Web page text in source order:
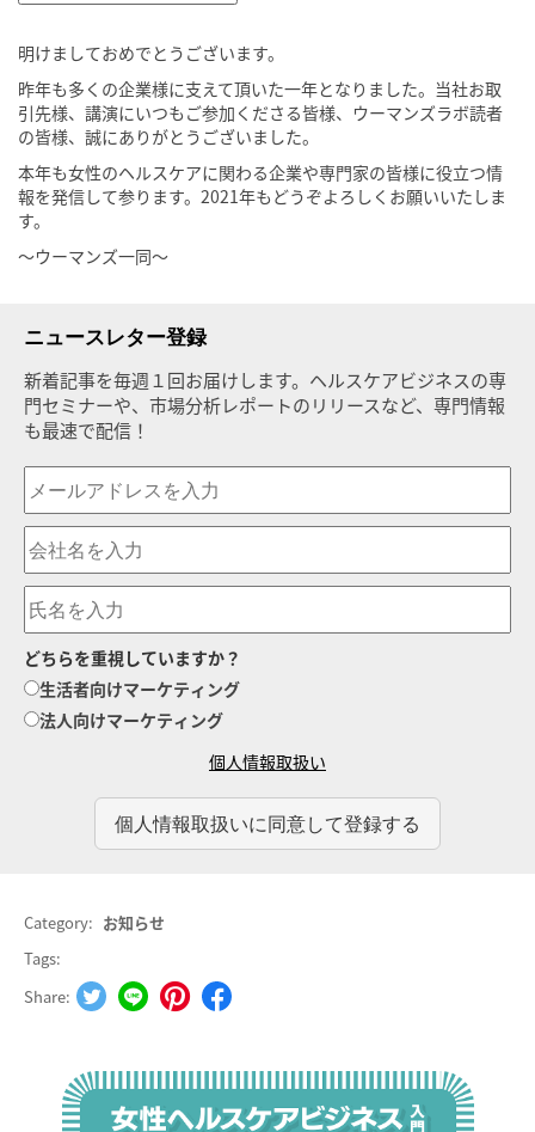
明けましておめでとうございます。
昨年も多くの企業様に支えて頂いた一年となりました。当社お取
引先様、講演にいつもご参加くださる皆様、ウーマンズラボ読者
の皆様、誠にありがとうございました。
本年も女性のヘルスケアに関わる企業や専門家の皆様に役立つ情
報を発信して参ります。2021年もどうぞよろしくお願いいたしま
す。
～ウーマンズ一同～
ニュースレター登録
新着記事を毎週１回お届けします。ヘルスケアビジネスの専
門セミナーや、市場分析レポートのリリースなど、専門情報
も最速で配信！
どちらを重視していますか？
生活者向けマーケティング
法人向けマーケティング
個人情報取扱い
Category: お知らせ
Tags:
Share: